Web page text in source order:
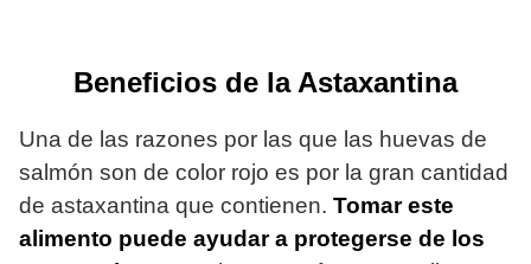
Beneficios de la Astaxantina
Una de las razones por las que las huevas de
salmón son de color rojo es por la gran cantidad
de astaxantina que contienen. Tomar este
alimento puede ayudar a protegerse de los